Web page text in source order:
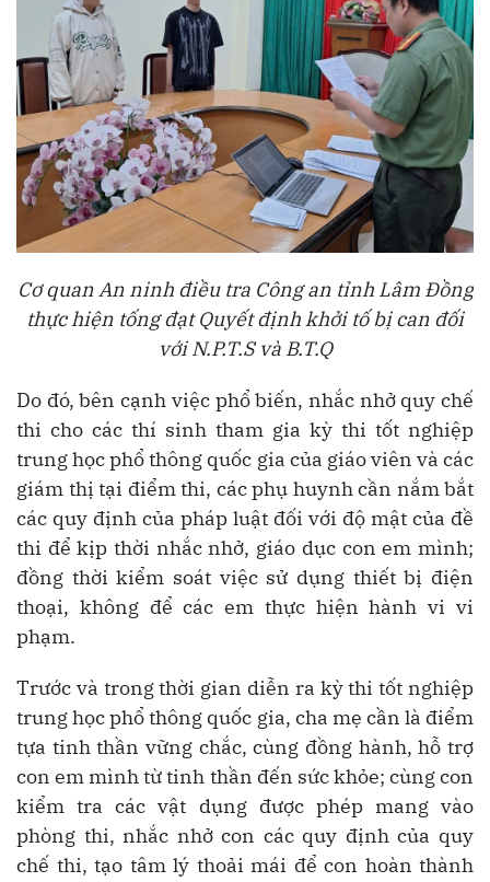
Cơ quan An ninh điều tra Công an tỉnh Lâm Đồng
thực hiện tống đạt Quyết định khởi tố bị can đối
với N.P.T.S và B.T.Q
Do đó, bên cạnh việc phổ biến, nhắc nhở quy chế
thi cho các thí sinh tham gia kỳ thi tốt nghiệp
trung học phổ thông quốc gia của giáo viên và các
giám thị tại điểm thi, các phụ huynh cần nắm bắt
các quy định của pháp luật đối với độ mật của đề
thi để kịp thời nhắc nhở, giáo dục con em mình;
đồng thời kiểm soát việc sử dụng thiết bị điện
thoại, không để các em thực hiện hành vi vi
phạm.
Trước và trong thời gian diễn ra kỳ thi tốt nghiệp
trung học phổ thông quốc gia, cha mẹ cần là điểm
tựa tinh thần vững chắc, cùng đồng hành, hỗ trợ
con em mình từ tinh thần đến sức khỏe; cùng con
kiểm tra các vật dụng được phép mang vào
phòng thi, nhắc nhở con các quy định của quy
chế thi, tạo tâm lý thoải mái để con hoàn thành